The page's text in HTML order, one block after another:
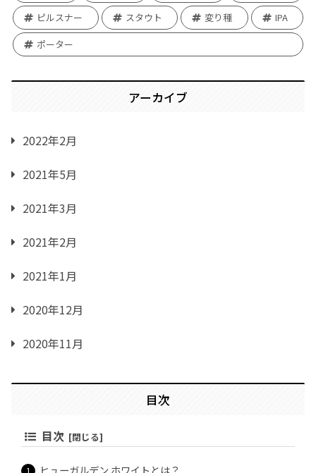
ピルスナー
スタウト 変り種
IPA
ポーター
アーカイブ
2022年2月
2021年5月
2021年3月
2021年2月
2021年1月
2020年12月
2020年11月
目次
目次
ヒューガルデン ホワイトとは？